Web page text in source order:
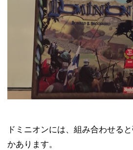
ドミニオンには、組み合わせる
かあります。